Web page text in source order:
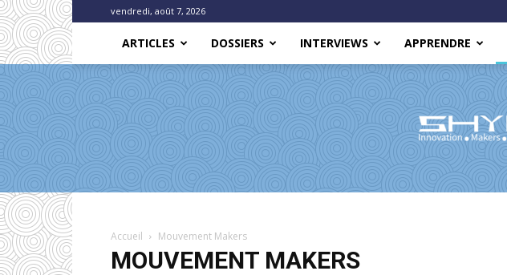
vendredi, août 7, 2026
ARTICLES DOSSIERS INTERVIEWS APPRENDRE
Accueil Mouvement Makers
MOUVEMENT MAKERS